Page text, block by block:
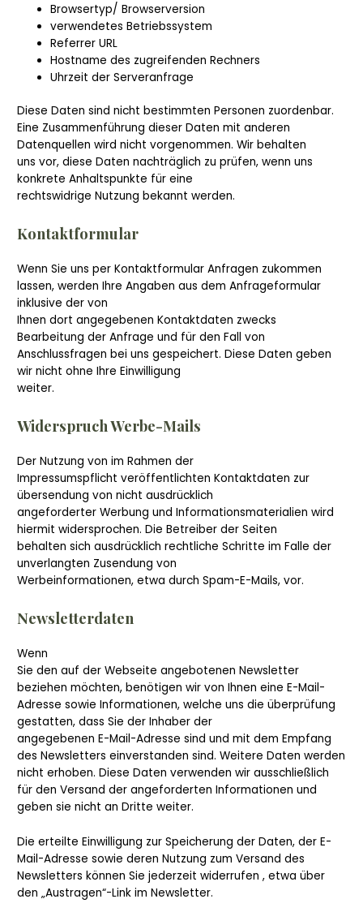
Browsertyp/ Browserversion
verwendetes Betriebssystem
Referrer URL
Hostname des zugreifenden Rechners
Uhrzeit der Serveranfrage
Diese Daten sind nicht bestimmten Personen zuordenbar.
Eine Zusammenführung dieser Daten mit anderen
Datenquellen wird nicht vorgenommen. Wir behalten
uns vor, diese Daten nachträglich zu prüfen, wenn uns
konkrete Anhaltspunkte für eine
rechtswidrige Nutzung bekannt werden.
Kontaktformular
Wenn Sie uns per Kontaktformular Anfragen zukommen
lassen, werden Ihre Angaben aus dem Anfrageformular
inklusive der von
Ihnen dort angegebenen Kontaktdaten zwecks
Bearbeitung der Anfrage und für den Fall von
Anschlussfragen bei uns gespeichert. Diese Daten geben
wir nicht ohne Ihre Einwilligung
weiter.
Widerspruch Werbe-Mails
Der Nutzung von im Rahmen der
Impressumspflicht veröffentlichten Kontaktdaten zur
übersendung von nicht ausdrücklich
angeforderter Werbung und Informationsmaterialien wird
hiermit widersprochen. Die Betreiber der Seiten
behalten sich ausdrücklich rechtliche Schritte im Falle der
unverlangten Zusendung von
Werbeinformationen, etwa durch Spam-E-Mails, vor.
Newsletterdaten
Wenn
Sie den auf der Webseite angebotenen Newsletter
beziehen möchten, benötigen wir von Ihnen eine E-Mail-
Adresse sowie Informationen, welche uns die überprüfung
gestatten, dass Sie der Inhaber der
angegebenen E-Mail-Adresse sind und mit dem Empfang
des Newsletters einverstanden sind. Weitere Daten werden
nicht erhoben. Diese Daten verwenden wir ausschließlich
für den Versand der angeforderten Informationen und
geben sie nicht an Dritte weiter.
Die erteilte Einwilligung zur Speicherung der Daten, der E-
Mail-Adresse sowie deren Nutzung zum Versand des
Newsletters können Sie jederzeit widerrufen , etwa über
den „Austragen“-Link im Newsletter.